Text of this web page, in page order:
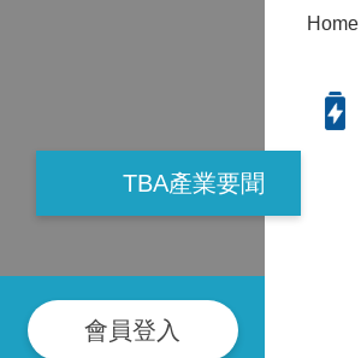
TBA產業要聞
會員登入
Home